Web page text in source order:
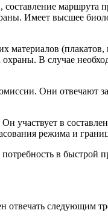
маршрута
Имеет высшее
материалов
В случае
Они отвечают
участвует в
режима и
в быстрой
отвечать следующим